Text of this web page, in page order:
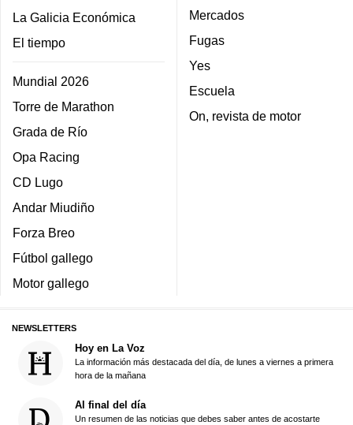
La Galicia Económica
El tiempo
Mundial 2026
Torre de Marathon
Grada de Río
Opa Racing
CD Lugo
Andar Miudiño
Forza Breo
Fútbol gallego
Motor gallego
Mercados
Fugas
Yes
Escuela
On, revista de motor
NEWSLETTERS
Hoy en La Voz
La información más destacada del día, de lunes a viernes a primera
hora de la mañana
Al final del día
Un resumen de las noticias que debes saber antes de acostarte